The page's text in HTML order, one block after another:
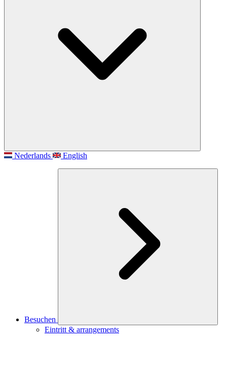
Nederlands English
Besuchen
Eintritt & arrangements